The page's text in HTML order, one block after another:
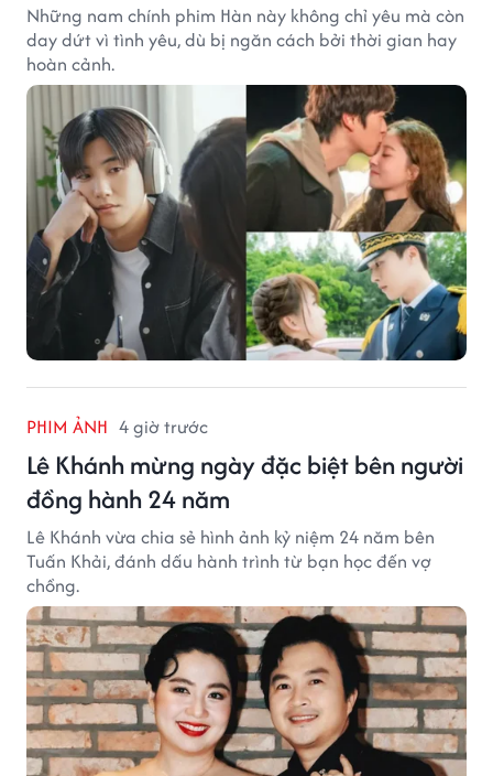
Những nam chính phim Hàn này không chỉ yêu mà còn
day dứt vì tình yêu, dù bị ngăn cách bởi thời gian hay
hoàn cảnh.
PHIM ẢNH 4 giờ trước
Lê Khánh mừng ngày đặc biệt bên người
đồng hành 24 năm
Lê Khánh vừa chia sẻ hình ảnh kỷ niệm 24 năm bên
Tuấn Khải, đánh dấu hành trình từ bạn học đến vợ
chồng.